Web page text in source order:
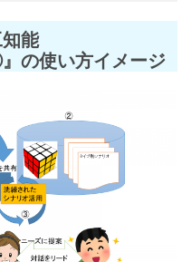
能
の使い方イメージ